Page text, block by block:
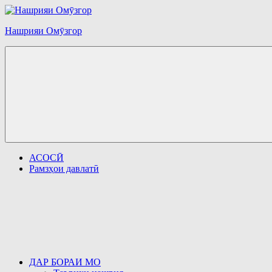
Перейти
содержимому
Нашрияи Омӯзгор
АСОСӢ
Рамзҳои давлатӣ
ДАР БОРАИ МО